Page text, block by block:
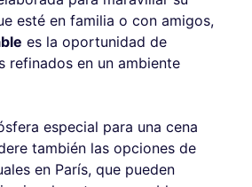
esté en familia o con amigos,
es la oportunidad de
refinados en un ambiente
especial para una cena
también las opciones de
en París, que pueden